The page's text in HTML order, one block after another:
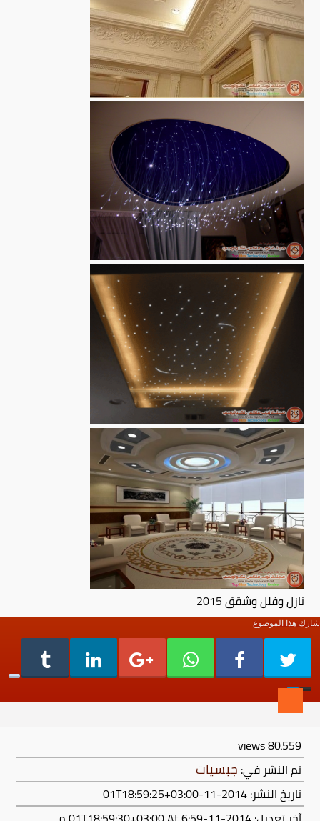
نازل وفلل وشقق 2015
شارك هذا الموضوع
80٬559views
تم النشر في: جبسيات
تاريخ النشر: 2014-11-01T18:59:25+03:00